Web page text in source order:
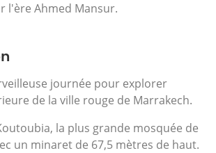
l'ère Ahmed Mansur.
journée pour explorer
de la ville rouge de Marrakech.
la plus grande mosquée de
un minaret de 67,5 mètres de haut.